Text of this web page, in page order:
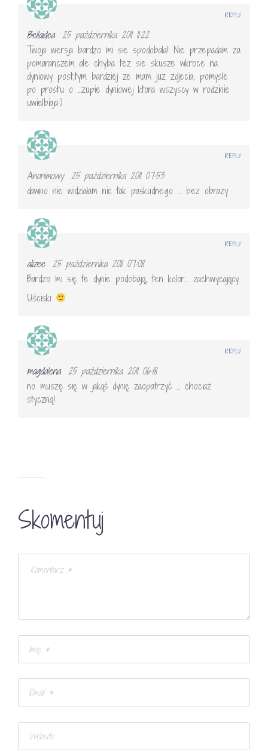
Bellaidea 25 października 2011 11:22
Twoja wersja bardzo mi sie spodobala! Nie przepadam za
pomaranczem ale chyba tez sie skusze wkroce na
dyniowy post,tym bardziej ze mam juz zdjecia, pomysle
po prostu o …zupie dyniowej ktora wszyscy w rodzinie
uwielbiaja:)
REPLY
Anonimowy 25 października 2011 07:53
dawno nie widziałam nic tak paskudnego … bez obrazy
REPLY
alizee 25 października 2011 07:08
Bardzo mi się te dynie podobają, ten kolor… zachwycający.
Uściski
REPLY
magdalena 25 października 2011 06:18
no muszę się w jakąś dynię zaopatrzyć … chociaż
styczną!
REPLY
Skomentuj